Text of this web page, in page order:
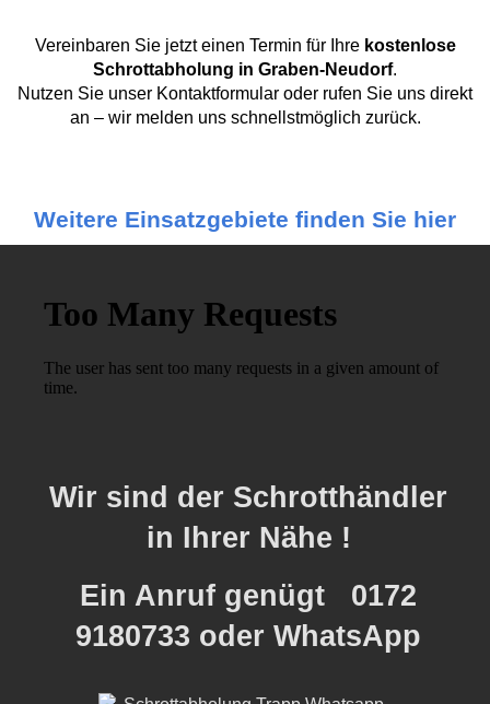
Vereinbaren Sie jetzt einen Termin für Ihre kostenlose
Schrottabholung in Graben-Neudorf.
Nutzen Sie unser Kontaktformular oder rufen Sie uns direkt
an – wir melden uns schnellstmöglich zurück.
Weitere Einsatzgebiete finden Sie hier
Wir sind der Schrotthändler
in Ihrer Nähe !
Ein Anruf genügt 0172
9180733 oder WhatsApp